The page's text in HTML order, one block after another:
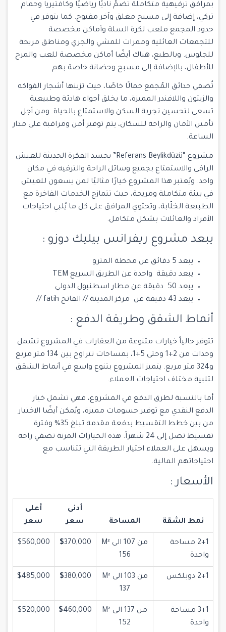
بمرافق ترفيهية متكاملة تضمّ ناديًا رياضيًا وكافتيريا وحمام
تركي، إضافة إلى مسبح مغلق وآخر مفتوح. كما يتوفر في
حدود المجمع ملعب لكرة السلة وأماكن مخصصة
للتجمعات العائلية وممرات للمشي والجري ومناطق مريحة
للجلوس. وبالطبع، هناك أيضًا أماكن مخصصة للعب والمرح
للأطفال، بالإضافة إلى مسبح وحضانة خاصة بهم.
تُضفي حدائق المُجمع جمالًا خاصًا، حيث تزينها أشجار الفواكه
والزيتون واللافندر المميزة، ما يخلق أجواء هادئة وطبيعية
تسعى لتحسين تجربة السكن والاستمتاع بالحياة. ومن أجل
تأمين الأمان والراحة للسكان، يتم توفير أمن ومراقبة على مدار
الساعة.
مشروع “Referans Beylikdüzü” يجسد الفكرة الحديثة للعيش
الراقي والاستمتاع بجميع وسائل الراحة والترفيه في مكان
واحد. ويُعتبر هذا المشروع خيارًا مثاليًا لمن يسعون للعيش
في بيئة متكاملة ومريحة، حيث تتمازج الخدمات الفاخرة مع
الطبيعة الخلّابة، وتحتوي المرافق على كل ما يُلبي احتياجات
الأفراد والعائلات بشكل متكامل.
يبعد مشروع ريفرانس بيليك دوزو :
يبعد 5 دقائق عن محطة المترو
يبعد دقيقة واحدة عن الطريق السريع TEM
يبعد 50 دقيقة عن
مطار اسطنبول الدولي
يبعد 43 دقيقة عن مركز المدينة //
الفاتح fatih //
أنماط الشقق وطريقة الدفع :
تتوفر حالياً خيارات متنوعة من العقارات في المشروع تشمل
وحدات من 2+1 وحتى 5+1، بمساحات تتراوح بين 134 متر مربع
و324 متر مربع. يتميز المشروع بتنوع واسع في أنماط الشقق
لتلبية مختلف احتياجات العملاء.
أما بالنسبة لطرق الدفع في المشروع، فهي تشمل خيار
الدفع النقدي مع توفير حسومات مميزة، ويُمكن أيضًا الاختيار
من بين خطط التقسيط بدفعة مقدمة تبلغ 35% وفترة
تقسيط تصل إلى 24 شهراً. هذه الخيارات المرنة تضفي راحة
ويسهل على العملاء اختيار الطريقة التي تتناسب مع
احتياجاتهم المالية.
الأسعار :
نمط الشقة المساحة
أدنى
سعر
أعلى
سعر
2+1 مساحة
واحدة
من 107 الى M²
156
$370,000
$560,000
2+1 دوبلكس
من 103 الى M²
137
$380,000
$485,000
3+1 مساحة
واحدة
من 137 الى M²
152
$460,000
$520,000